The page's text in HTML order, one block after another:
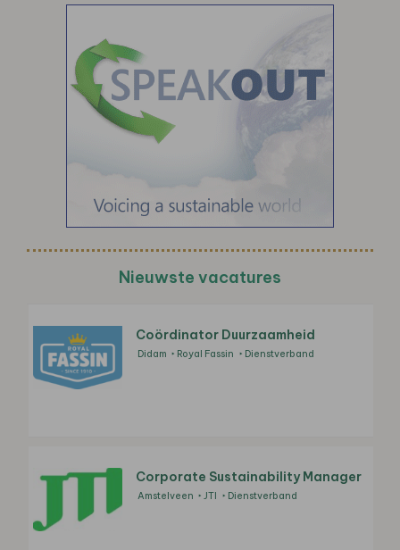
Nieuwste vacatures
Coördinator Duurzaamheid
Didam Royal Fassin Dienstverband
Corporate Sustainability Manager
Amstelveen JTI Dienstverband